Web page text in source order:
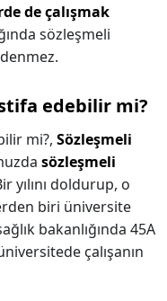
de çalışmak
sözleşmeli
edebilir mi?
mi?, Sözleşmeli
sözleşmeli
yılını doldurup, o
biri üniversite
bakanlığında 45A
çalışanın